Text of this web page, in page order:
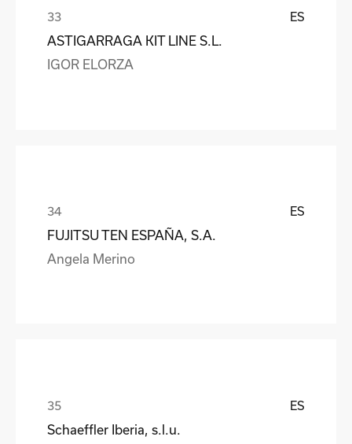
ES
ASTIGARRAGA KIT LINE S.L.
IGOR ELORZA
ES
FUJITSU TEN ESPAÑA, S.A.
Angela Merino
ES
Schaeffler Iberia, s.l.u.